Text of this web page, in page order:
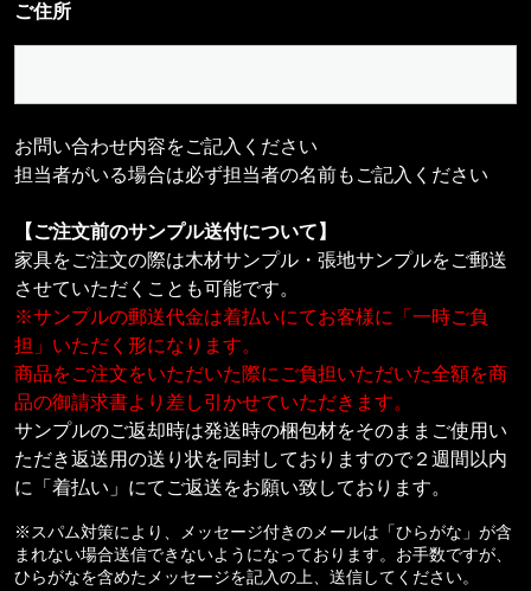
ご住所
お問い合わせ内容をご記入ください
担当者がいる場合は必ず担当者の名前もご記入ください
【ご注文前のサンプル送付について】
家具をご注文の際は木材サンプル・張地サンプルをご郵送
させていただくことも可能です。
※サンプルの郵送代金は着払いにてお客様に「一時ご負
担」いただく形になります。
商品をご注文をいただいた際にご負担いただいた全額を商
品の御請求書より差し引かせていただきます。
サンプルのご返却時は発送時の梱包材をそのままご使用い
ただき返送用の送り状を同封しておりますので２週間以内
に「着払い」にてご返送をお願い致しております。
※スパム対策により、メッセージ付きのメールは「ひらがな」が含
まれない場合送信できないようになっております。お手数ですが、
ひらがなを含めたメッセージを記入の上、送信してください。